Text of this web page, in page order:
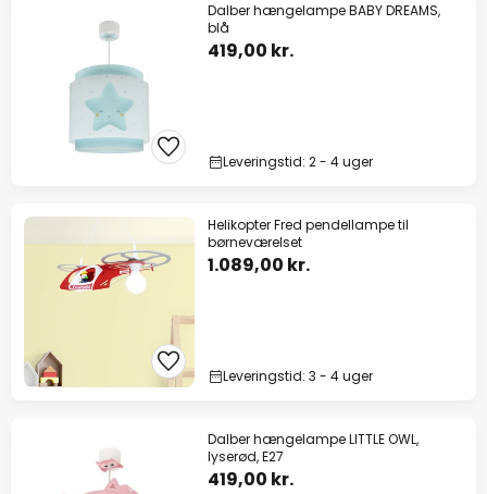
Dalber hængelampe BABY DREAMS,
blå
419,00 kr.
Leveringstid: 2 - 4 uger
Helikopter Fred pendellampe til
børneværelset
1.089,00 kr.
Leveringstid: 3 - 4 uger
Dalber hængelampe LITTLE OWL,
lyserød, E27
419,00 kr.